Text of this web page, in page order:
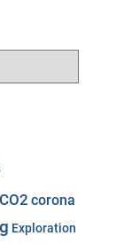
CO2 corona
Exploration